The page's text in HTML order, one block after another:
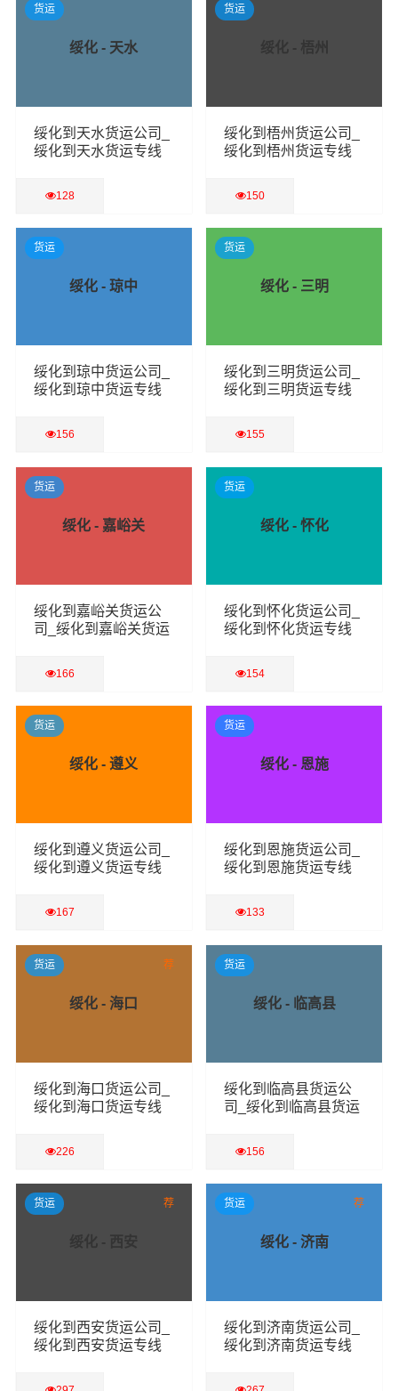
绥化 - 天水
绥化到天水货运公司_
绥化到天水货运专线
128
查看详细
货运
绥化 - 梧州
绥化到梧州货运公司_
绥化到梧州货运专线
150
查看详细
货运
绥化 - 琼中
绥化到琼中货运公司_
绥化到琼中货运专线
156
查看详细
货运
绥化 - 三明
绥化到三明货运公司_
绥化到三明货运专线
155
查看详细
货运
绥化 - 嘉峪关
绥化到嘉峪关货运公
司_绥化到嘉峪关货运
166
查看详细
货运
绥化 - 怀化
绥化到怀化货运公司_
绥化到怀化货运专线
154
查看详细
货运
绥化 - 遵义
绥化到遵义货运公司_
绥化到遵义货运专线
167
查看详细
货运
绥化 - 恩施
绥化到恩施货运公司_
绥化到恩施货运专线
133
查看详细
货运
绥化 - 海口
绥化到海口货运公司_
绥化到海口货运专线
226
查看详细
货运 荐
绥化 - 临高县
绥化到临高县货运公
司_绥化到临高县货运
156
查看详细
货运
绥化 - 西安
绥化到西安货运公司_
绥化到西安货运专线
货运 荐
绥化 - 济南
绥化到济南货运公司_
绥化到济南货运专线
货运 荐